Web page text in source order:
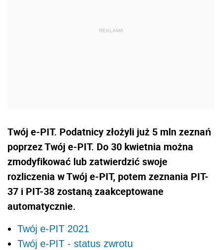
Twój e-PIT. Podatnicy złożyli już 5 mln zeznań
poprzez Twój e-PIT. Do 30 kwietnia można
zmodyfikować lub zatwierdzić swoje
rozliczenia w Twój e-PIT, potem zeznania PIT-
37 i PIT-38 zostaną zaakceptowane
automatycznie.
Twój e-PIT 2021
Twój e-PIT - status zwrotu